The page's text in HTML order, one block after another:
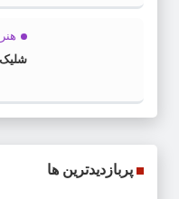
شلیک
پربازدیدترین ها